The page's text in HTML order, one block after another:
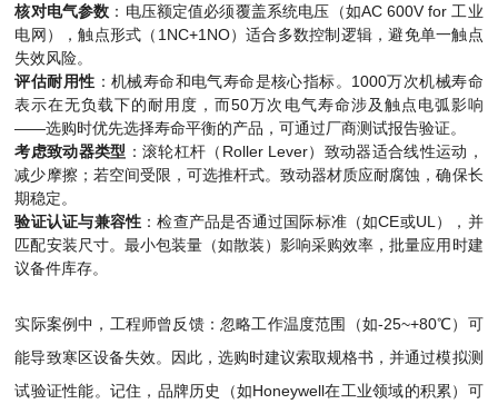
核对电气参数 ：电压额定值必须覆盖系统电压（如AC 600V for 工业
电网），触点形式（1NC+1NO）适合多数控制逻辑，避免单一触点
失效风险。
评估耐用性 ：机械寿命和电气寿命是核心指标。1000万次机械寿命
表示在无负载下的耐用度，而50万次电气寿命涉及触点电弧影响
——选购时优先选择寿命平衡的产品，可通过厂商测试报告验证。
考虑致动器类型 ：滚轮杠杆（Roller Lever）致动器适合线性运动，
减少摩擦；若空间受限，可选推杆式。致动器材质应耐腐蚀，确保长
期稳定。
验证认证与兼容性 ：检查产品是否通过国际标准（如CE或UL），并
匹配安装尺寸。最小包装量（如散装）影响采购效率，批量应用时建
议备件库存。
实际案例中，工程师曾反馈：忽略工作温度范围（如-25~+80℃）可
能导致寒区设备失效。因此，选购时建议索取规格书，并通过模拟测
试验证性能。记住，品牌历史（如Honeywell在工业领域的积累）可